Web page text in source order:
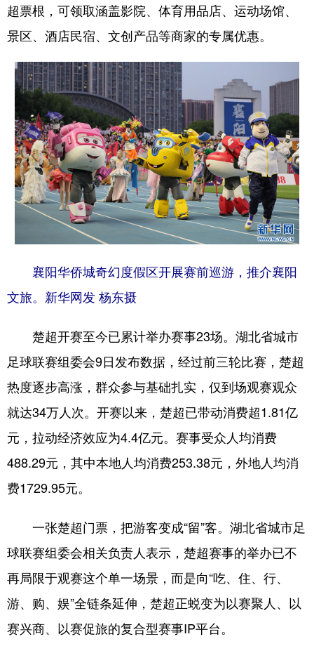
超票根，可领取涵盖影院、体育用品店、运动场馆、
景区、酒店民宿、文创产品等商家的专属优惠。
襄阳华侨城奇幻度假区开展赛前巡游，推介襄阳
文旅。新华网发 杨东摄
楚超开赛至今已累计举办赛事23场。湖北省城市
足球联赛组委会9日发布数据，经过前三轮比赛，楚超
热度逐步高涨，群众参与基础扎实，仅到场观赛观众
就达34万人次。开赛以来，楚超已带动消费超1.81亿
元，拉动经济效应为4.4亿元。赛事受众人均消费
488.29元，其中本地人均消费253.38元，外地人均消
费1729.95元。
一张楚超门票，把游客变成“留”客。湖北省城市足
球联赛组委会相关负责人表示，楚超赛事的举办已不
再局限于观赛这个单一场景，而是向“吃、住、行、
游、购、娱”全链条延伸，楚超正蜕变为以赛聚人、以
赛兴商、以赛促旅的复合型赛事IP平台。